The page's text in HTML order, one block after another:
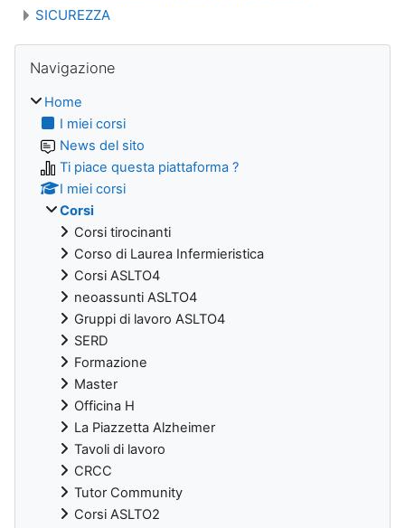
SICUREZZA
Blocchi
Navigazione
Home
I miei corsi
News del sito
Ti piace questa piattaforma ?
I miei corsi
Corsi
Corsi tirocinanti
Corso di Laurea Infermieristica
Corsi ASLTO4
neoassunti ASLTO4
Gruppi di lavoro ASLTO4
SERD
Formazione
Master
Officina H
La Piazzetta Alzheimer
Tavoli di lavoro
CRCC
Tutor Community
Corsi ASLTO2